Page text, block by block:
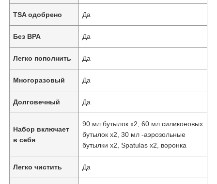
TSA одобрено Да
Без BPA Да
Легко пополнить Да
Многоразовый Да
Долговечный Да
Набор включает
в себя
90 мл бутылок x2, 60 мл силиконовых
бутылок x2, 30 мл -аэрозольные
бутылки x2, Spatulas x2, воронка
Легко чистить Да